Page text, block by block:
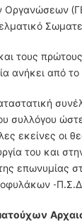
Οργανώσεων
τους
ανήκει από το
συλλόγου
εκείνες οι
του και
επωνυμίας
-